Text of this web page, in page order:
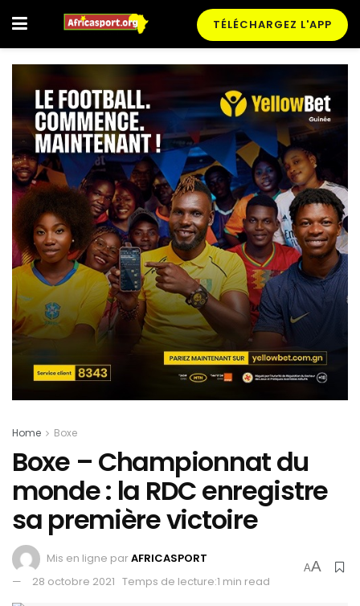
TÉLÉCHARGEZ L'APP
Home Boxe
Boxe – Championnat du
monde : la RDC enregistre
sa première victoire
Mis en ligne parAFRICASPORT
28 octobre 2021 Temps de lecture:1 min read
AA